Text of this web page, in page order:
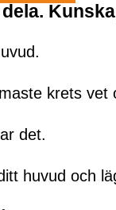
krets vet
det.
huvud och